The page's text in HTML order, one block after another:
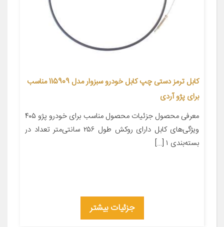
کابل ترمز دستی چپ کابل خودرو سبزوار مدل 115909 مناسب
برای پژو آردی
معرفی محصول جزئیات محصول مناسب برای خودرو پژو ۴۰۵
ویژگی‌های کابل دارای روکش طول ۲۵۶ سانتی‌متر تعداد در
بسته‌بندی ۱ […]
جزئیات بیشتر